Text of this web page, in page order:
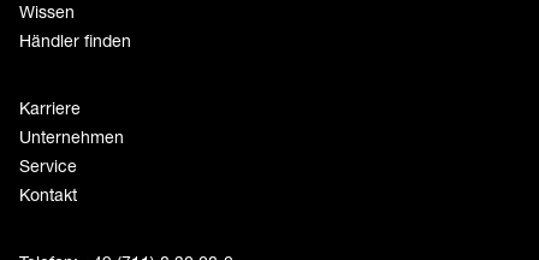
Wissen
Händler finden
Karriere
Unternehmen
Service
Kontakt